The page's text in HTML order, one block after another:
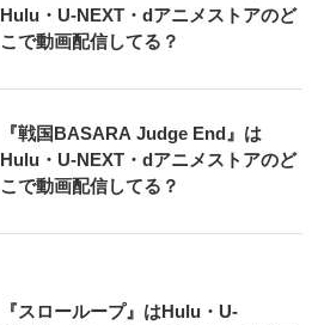
Hulu・U-NEXT・dアニメストアのど
こで動画配信してる？
『戦国BASARA Judge End』は
Hulu・U-NEXT・dアニメストアのど
こで動画配信してる？
『スローループ』はHulu・U-